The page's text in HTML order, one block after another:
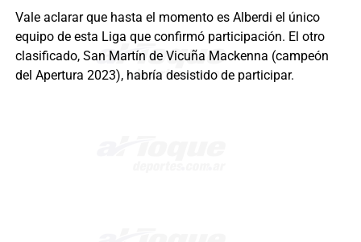
Vale aclarar que hasta el momento es Alberdi el único
equipo de esta Liga que confirmó participación. El otro
clasificado, San Martín de Vicuña Mackenna (campeón
del Apertura 2023), habría desistido de participar.